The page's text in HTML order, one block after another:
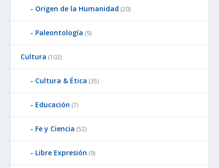
Origen de la Humanidad (20)
Paleontología (9)
Cultura (102)
Cultura & Ética (35)
Educación (7)
Fe y Ciencia (52)
Libre Expresión (9)